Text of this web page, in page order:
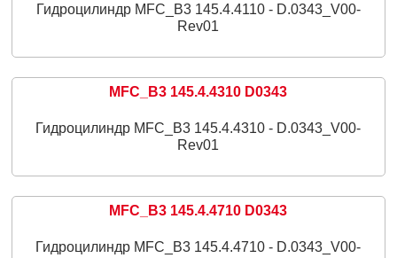
Гидроцилиндр MFC_B3 145.4.4110 - D.0343_V00-
Rev01
MFC_B3 145.4.4310 D0343
Гидроцилиндр MFC_B3 145.4.4310 - D.0343_V00-
Rev01
MFC_B3 145.4.4710 D0343
Гидроцилиндр MFC_B3 145.4.4710 - D.0343_V00-